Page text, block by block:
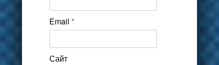
Email *
Сайт